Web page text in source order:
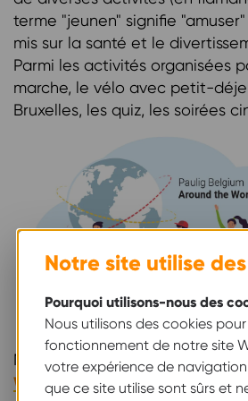
terme "jeunen" signifie
mis sur la santé et le
Parmi les activités organisées
marche, le vélo avec petit-
Bruxelles, les quiz, les soirées
Mais l’activité phare, bien sûr,
World-challenge au mois de
Notre site utilise
Pourquoi utilisons-nous des
Nous utilisons des cookies
fonctionnement de notre site
votre expérience de
que ce site utilise sont sûrs et